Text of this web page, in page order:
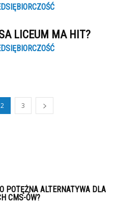
LICEUM MA HIT?
2 3
POTĘŻNA ALTERNATYWA DLA
CMS-ÓW?